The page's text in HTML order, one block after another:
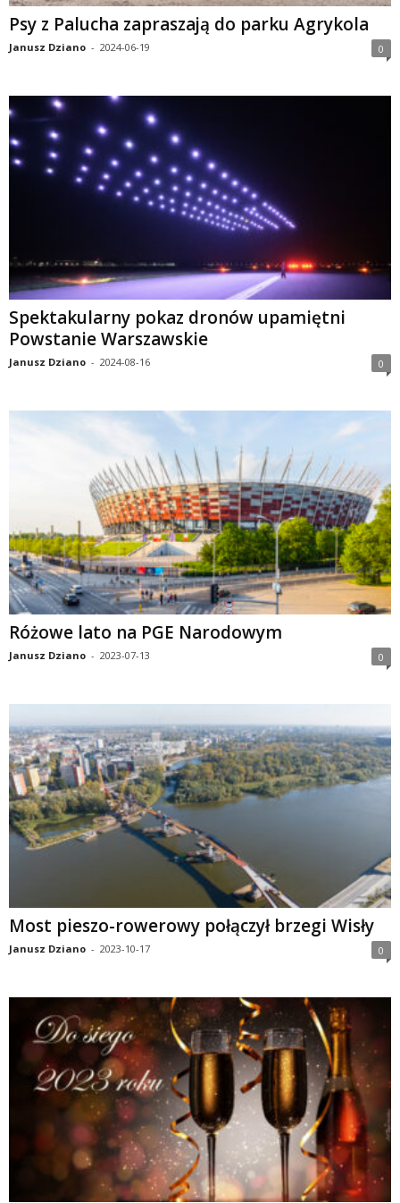
Psy z Palucha zapraszają do parku Agrykola
Janusz Dziano - 2024-06-19 0
Spektakularny pokaz dronów upamiętni
Powstanie Warszawskie
Janusz Dziano - 2024-08-16 0
Różowe lato na PGE Narodowym
Janusz Dziano - 2023-07-13 0
Most pieszo-rowerowy połączył brzegi Wisły
Janusz Dziano - 2023-10-17 0